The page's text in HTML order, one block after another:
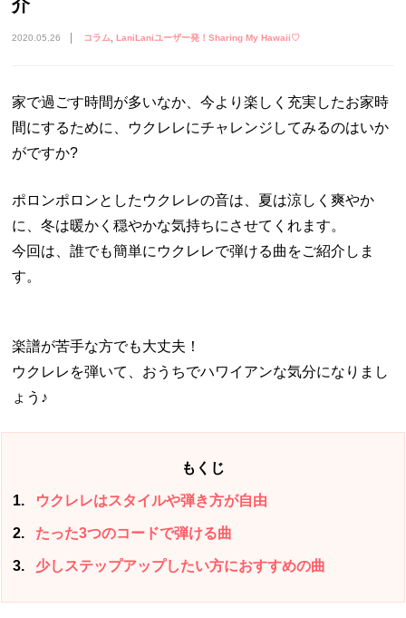
介
2020.05.26 コラム LaniLaniユーザー発！Sharing My Hawaii♡
家で過ごす時間が多いなか、今より楽しく充実したお家時
間にするために、ウクレレにチャレンジしてみるのはいか
がですか?
ポロンポロンとしたウクレレの音は、夏は涼しく爽やか
に、冬は暖かく穏やかな気持ちにさせてくれます。
今回は、誰でも簡単にウクレレで弾ける曲をご紹介しま
す。
楽譜が苦手な方でも大丈夫！
ウクレレを弾いて、おうちでハワイアンな気分になりまし
ょう♪
もくじ
1 ウクレレはスタイルや弾き方が自由
2 たった3つのコードで弾ける曲
3 少しステップアップしたい方におすすめの曲